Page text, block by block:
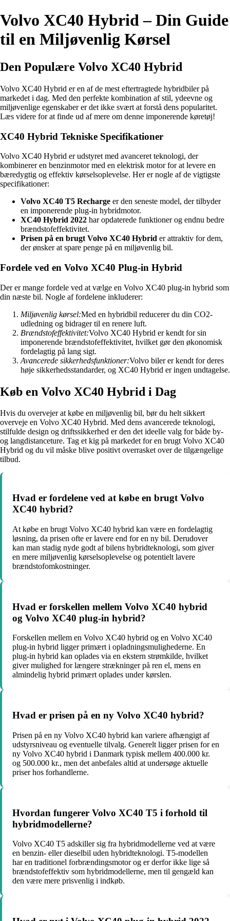
Volvo XC40 Hybrid – Din Guide
til en Miljøvenlig Kørsel
Den Populære Volvo XC40 Hybrid
Volvo XC40 Hybrid er en af de mest eftertragtede hybridbiler på
markedet i dag. Med den perfekte kombination af stil, ydeevne og
miljøvenlige egenskaber er det ikke svært at forstå dens popularitet.
Læs videre for at finde ud af mere om denne imponerende køretøj!
XC40 Hybrid Tekniske Specifikationer
Volvo XC40 Hybrid er udstyret med avanceret teknologi, der
kombinerer en benzinmotor med en elektrisk motor for at levere en
bæredygtig og effektiv kørselsoplevelse. Her er nogle af de vigtigste
specifikationer:
Volvo XC40 T5 Recharge er den seneste model, der tilbyder
en imponerende plug-in hybridmotor.
XC40 Hybrid 2022 har opdaterede funktioner og endnu bedre
brændstofeffektivitet.
Prisen på en brugt Volvo XC40 Hybrid er attraktiv for dem,
der ønsker at spare penge på en miljøvenlig bil.
Fordele ved en Volvo XC40 Plug-in Hybrid
Der er mange fordele ved at vælge en Volvo XC40 plug-in hybrid som
din næste bil. Nogle af fordelene inkluderer:
Miljøvenlig kørsel:Med en hybridbil reducerer du din CO2-
udledning og bidrager til en renere luft.
Brændstofeffektivitet:Volvo XC40 Hybrid er kendt for sin
imponerende brændstofeffektivitet, hvilket gør den økonomisk
fordelagtig på lang sigt.
Avancerede sikkerhedsfunktioner:Volvo biler er kendt for deres
høje sikkerhedsstandarder, og XC40 Hybrid er ingen undtagelse.
Køb en Volvo XC40 Hybrid i Dag
Hvis du overvejer at købe en miljøvenlig bil, bør du helt sikkert
overveje en Volvo XC40 Hybrid. Med dens avancerede teknologi,
stilfulde design og driftssikkerhed er den det ideelle valg for både by-
og langdistanceture. Tag et kig på markedet for en brugt Volvo XC40
Hybrid og du vil måske blive positivt overrasket over de tilgængelige
tilbud.
Hvad er fordelene ved at købe en brugt Volvo
XC40 hybrid?
At købe en brugt Volvo XC40 hybrid kan være en fordelagtig
løsning, da prisen ofte er lavere end for en ny bil. Derudover
kan man stadig nyde godt af bilens hybridteknologi, som giver
en mere miljøvenlig kørselsoplevelse og potentielt lavere
brændstofomkostninger.
Hvad er forskellen mellem Volvo XC40 hybrid
og Volvo XC40 plug-in hybrid?
Forskellen mellem en Volvo XC40 hybrid og en Volvo XC40
plug-in hybrid ligger primært i opladningsmulighederne. En
plug-in hybrid kan oplades via en ekstern strømkilde, hvilket
giver mulighed for længere strækninger på ren el, mens en
almindelig hybrid primært oplades under kørslen.
Hvad er prisen på en ny Volvo XC40 hybrid?
Prisen på en ny Volvo XC40 hybrid kan variere afhængigt af
udstyrsniveau og eventuelle tilvalg. Generelt ligger prisen for en
ny Volvo XC40 hybrid i Danmark typisk mellem 400.000 kr.
og 500.000 kr., men det anbefales altid at undersøge aktuelle
priser hos forhandlerne.
Hvordan fungerer Volvo XC40 T5 i forhold til
hybridmodellerne?
Volvo XC40 T5 adskiller sig fra hybridmodellerne ved at være
en benzin- eller dieselbil uden hybridteknologi. T5-modellen
har en traditionel forbrændingsmotor og er derfor ikke lige så
brændstofeffektiv som hybridmodellerne, men til gengæld kan
den være mere prisvenlig i indkøb.